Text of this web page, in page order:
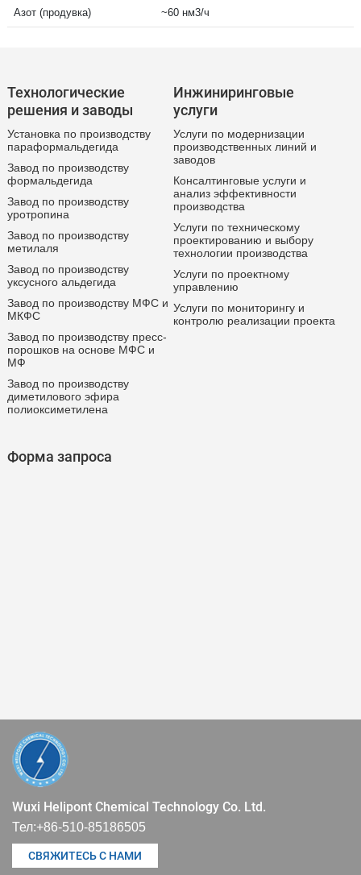
Азот (продувка) ~60 нм3/ч
Технологические
решения и заводы
Установка по производству
параформальдегида
Завод по производству
формальдегида
Завод по производству
уротропина
Завод по производству
метилаля
Завод по производству
уксусного альдегида
Завод по производству МФС и
МКФС
Завод по производству пресс-
порошков на основе МФС и
МФ
Завод по производству
диметилового эфира
полиоксиметилена
Инжиниринговые
услуги
Услуги по модернизации
производственных линий и
заводов
Консалтинговые услуги и
анализ эффективности
производства
Услуги по техническому
проектированию и выбору
технологии производства
Услуги по проектному
управлению
Услуги по мониторингу и
контролю реализации проекта
Форма запроса
Wuxi Helipont Chemical Technology Co. Ltd.
Тел:+86-510-85186505
СВЯЖИТЕСЬ С НАМИ